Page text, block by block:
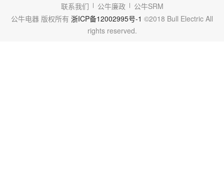
联系我们 公牛廉政
公牛SRM
公牛电器 版权所有 浙ICP备12002995号-1 ©2018 Bull Electric All
rights reserved.